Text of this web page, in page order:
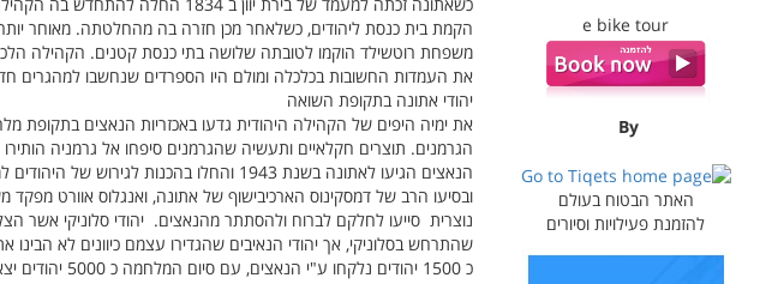
e bike tour
By
האתר הבטוח בעולם
להזמנת פעילויות וסיורים
את העמדות החשובות בכלכלה ומולם היו הספרדים שנחשבו למהגרים
יהודי אתונה בתקופת השואה
הגרמנים. תוצרים חקלאיים ותעשיה שהגרמנים סיפחו אל גרמניה הותירו אותה עם
הנאצים הגיעו לאתונה בשנת 1943 והחלו
ובסיעו הרב של דמסקינוס הארכיבישוף של אתונה, ואנגלוס אוורט
נוצרית סייעו לחלקם לברוח ולהסתתר מהנאצים. יהודי סלוניקי אשר
שהתרחש בסלוניקי, אך יהודי הנאיבים שהגדירו עצמם כיוונים לא
כ 1500 יהודים נלקחו ע"י הנאצים, עם סיום המלחמה כ 5000 יהודים יצאו ממקום מחבואם, כשמתוכם עלו 1500 יהודים לארץ ישראל.